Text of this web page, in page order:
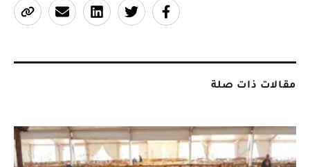
مقالات ذات صلة